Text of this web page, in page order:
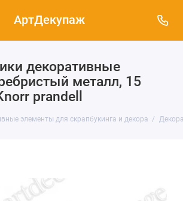
АртДекупаж
декоративные
металл, 15
prandell
элементы для скрапбукинга и декора